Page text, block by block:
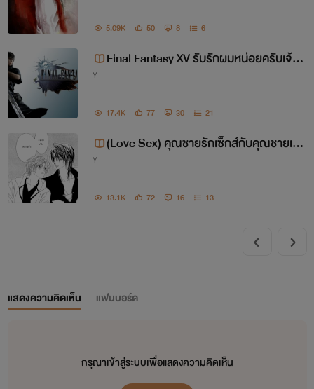
5.09K 50 8 6
Final Fantasy XV รับรักผมหน่อยครับเจ้าช
Y
17.4K 77 30 21
(Love Sex) คุณชายรักเซ็กส์กับคุณชายเจ้
Y
13.1K 72 16 13
แสดงความคิดเห็น แฟนบอร์ด
กรุณาเข้าสู่ระบบเพื่อแสดงความคิดเห็น